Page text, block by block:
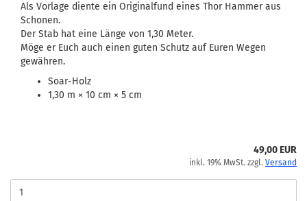
Als Vorlage diente ein Originalfund eines Thor Hammer aus
Schonen.
Der Stab hat eine Länge von 1,30 Meter.
Möge er Euch auch einen guten Schutz auf Euren Wegen
gewähren.
Soar-Holz
1,30 m × 10 cm × 5 cm
49,00 EUR
inkl. 19% MwSt. zzgl. Versand